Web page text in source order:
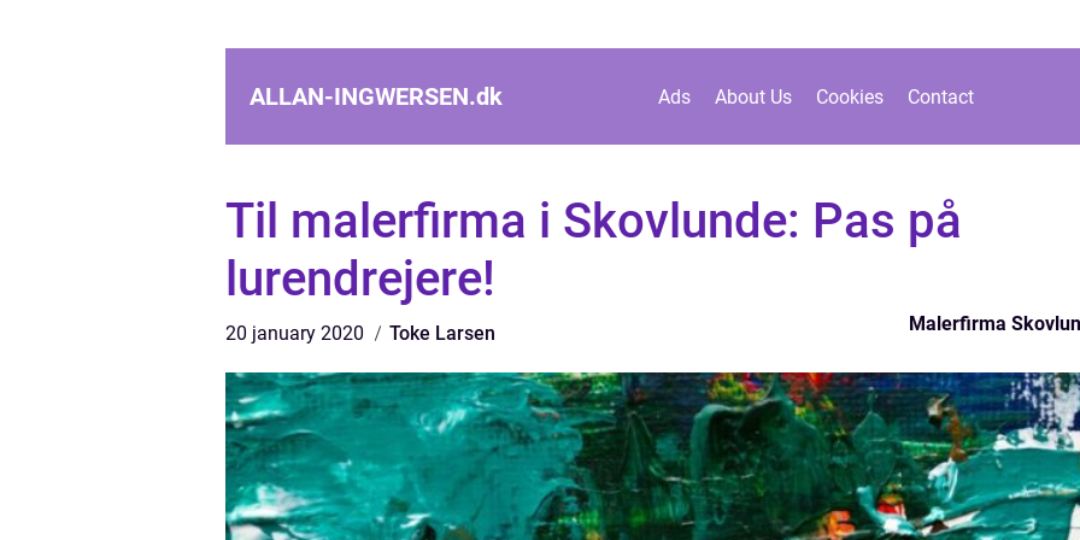
ALLAN-INGWERSEN.dk Ads About Us Cookies Contact
Til malerfirma i Skovlunde: Pas på
lurendrejere!
20 january 2020 Toke Larsen Malerfirma